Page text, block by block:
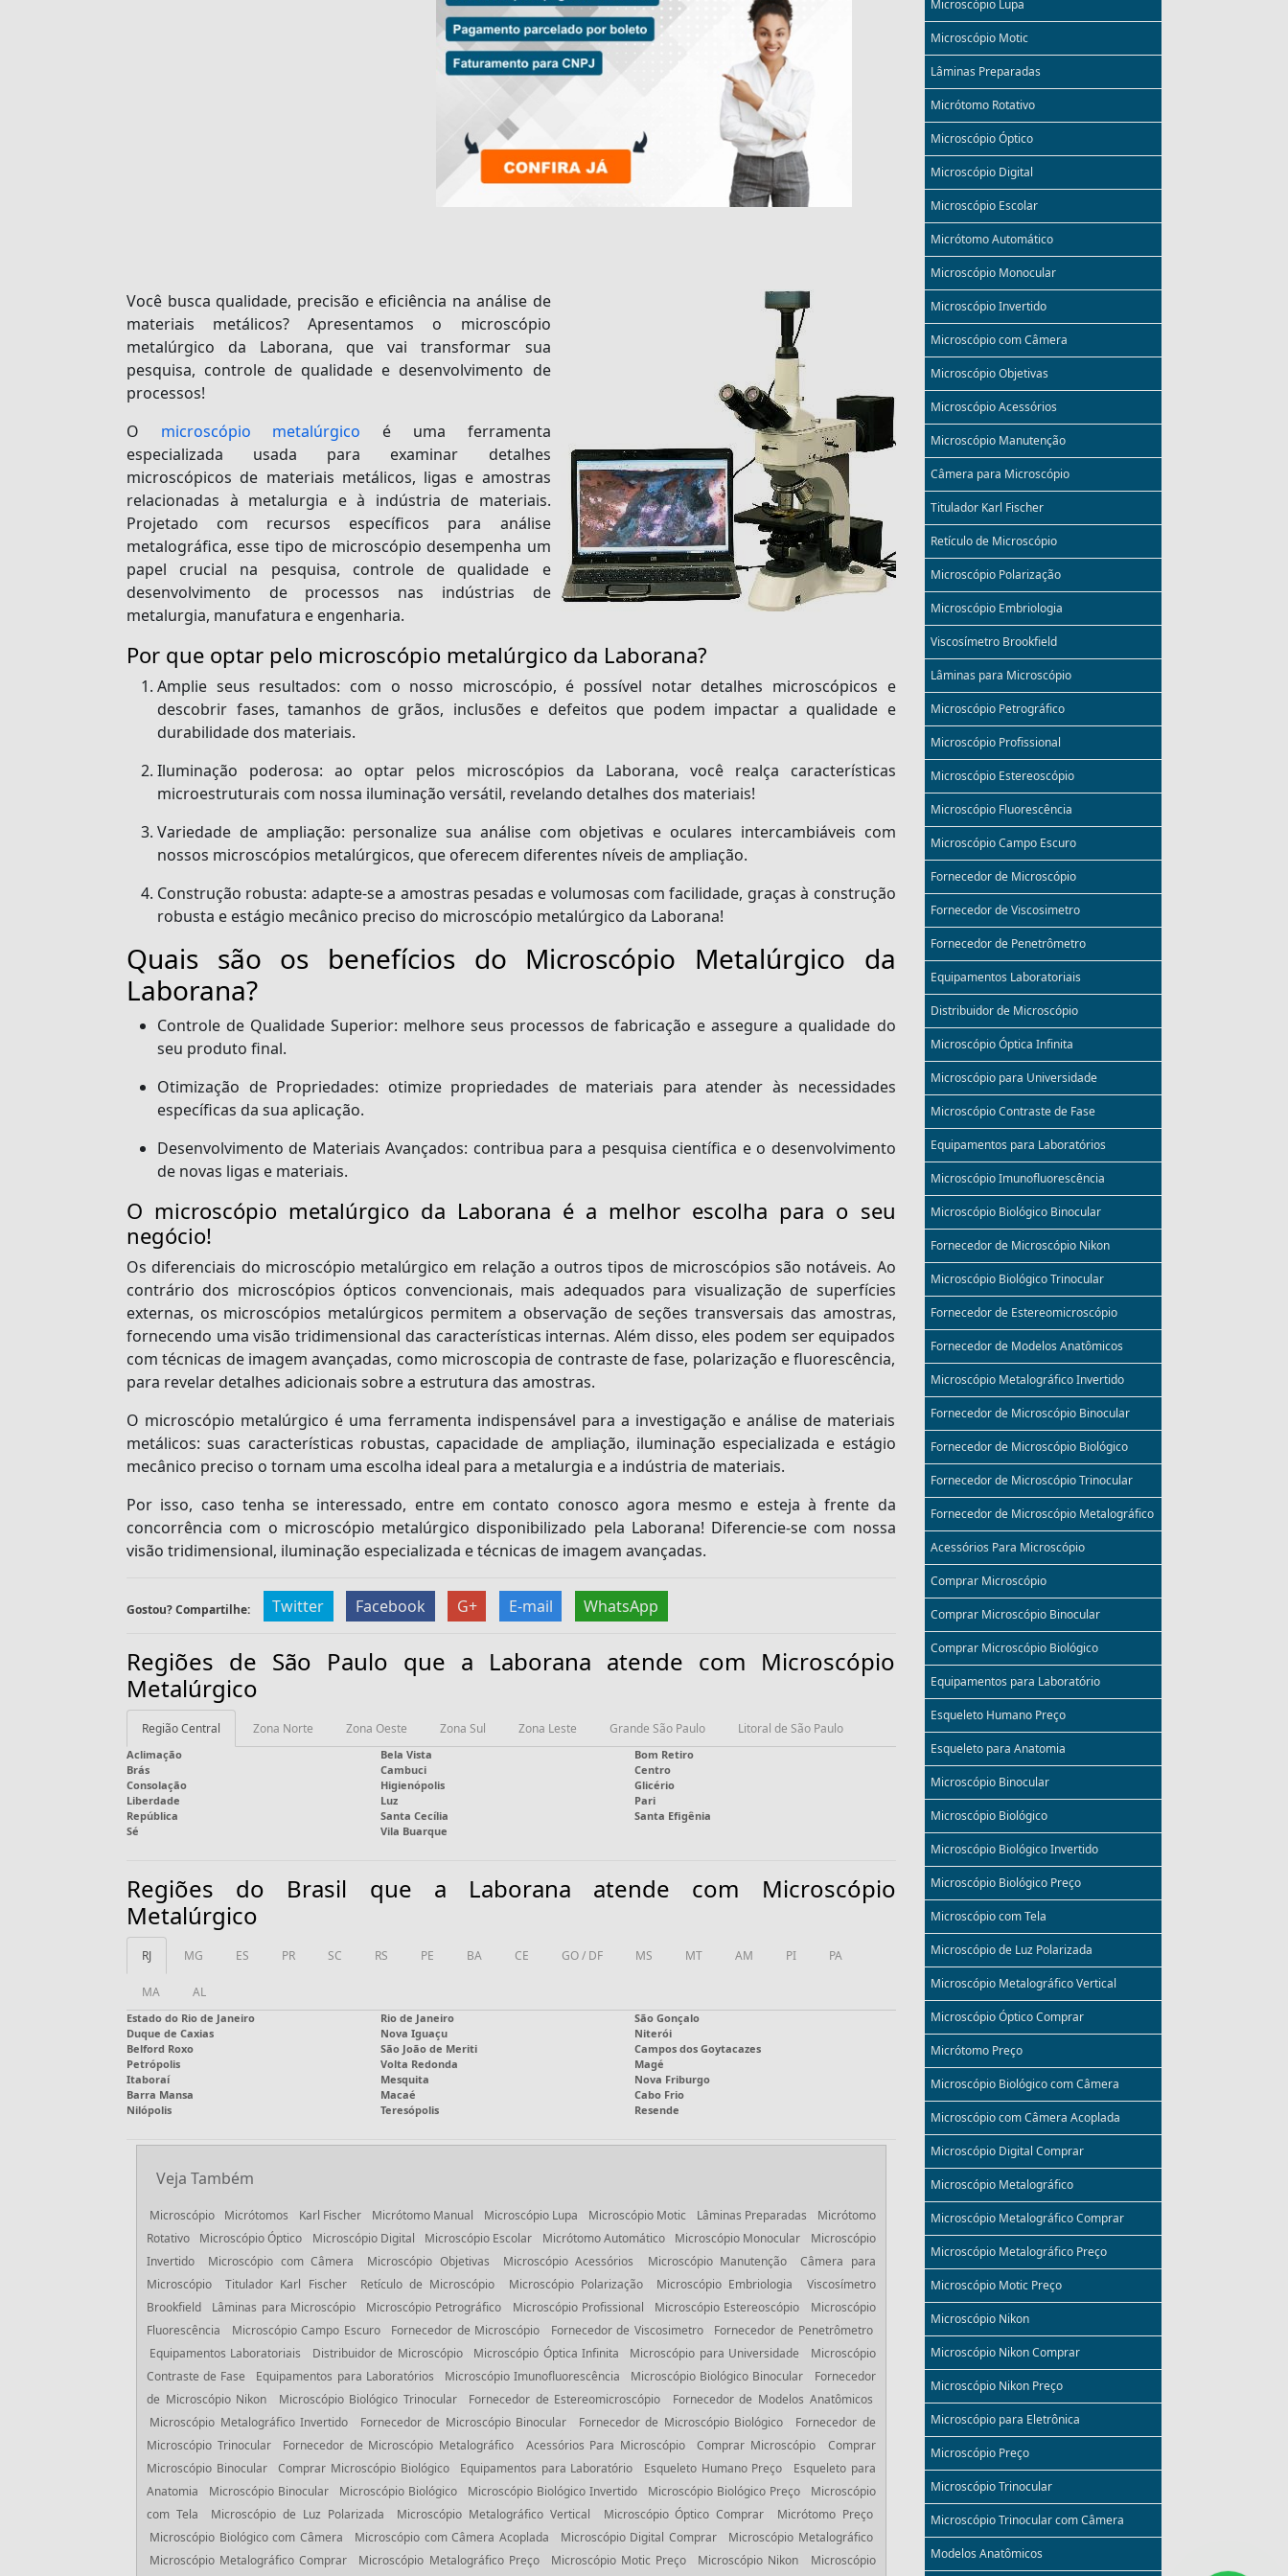
Você busca qualidade, precisão e eficiência na análise de
materiais metálicos? Apresentamos o microscópio
metalúrgico da Laborana, que vai transformar sua
pesquisa, controle de qualidade e desenvolvimento de
processos!
O microscópio metalúrgico é uma ferramenta
especializada usada para examinar detalhes
microscópicos de materiais metálicos, ligas e amostras
relacionadas à metalurgia e à indústria de materiais.
Projetado com recursos específicos para análise
metalográfica, esse tipo de microscópio desempenha um
papel crucial na pesquisa, controle de qualidade e
desenvolvimento de processos nas indústrias de
metalurgia, manufatura e engenharia.
Por que optar pelo microscópio metalúrgico da Laborana?
Amplie seus resultados: com o nosso microscópio, é possível notar detalhes microscópicos e
descobrir fases, tamanhos de grãos, inclusões e defeitos que podem impactar a qualidade e
durabilidade dos materiais.
Iluminação poderosa: ao optar pelos microscópios da Laborana, você realça características
microestruturais com nossa iluminação versátil, revelando detalhes dos materiais!
Variedade de ampliação: personalize sua análise com objetivas e oculares intercambiáveis com
nossos microscópios metalúrgicos, que oferecem diferentes níveis de ampliação.
Construção robusta: adapte-se a amostras pesadas e volumosas com facilidade, graças à construção
robusta e estágio mecânico preciso do microscópio metalúrgico da Laborana!
Quais são os benefícios do Microscópio Metalúrgico da
Laborana?
Controle de Qualidade Superior: melhore seus processos de fabricação e assegure a qualidade do
seu produto final.
Otimização de Propriedades: otimize propriedades de materiais para atender às necessidades
específicas da sua aplicação.
Desenvolvimento de Materiais Avançados: contribua para a pesquisa científica e o desenvolvimento
de novas ligas e materiais.
O microscópio metalúrgico da Laborana é a melhor escolha para o seu
negócio!
Os diferenciais do microscópio metalúrgico em relação a outros tipos de microscópios são notáveis. Ao
contrário dos microscópios ópticos convencionais, mais adequados para visualização de superfícies
externas, os microscópios metalúrgicos permitem a observação de seções transversais das amostras,
fornecendo uma visão tridimensional das características internas. Além disso, eles podem ser equipados
com técnicas de imagem avançadas, como microscopia de contraste de fase, polarização e fluorescência,
para revelar detalhes adicionais sobre a estrutura das amostras.
O microscópio metalúrgico é uma ferramenta indispensável para a investigação e análise de materiais
metálicos: suas características robustas, capacidade de ampliação, iluminação especializada e estágio
mecânico preciso o tornam uma escolha ideal para a metalurgia e a indústria de materiais.
Por isso, caso tenha se interessado, entre em contato conosco agora mesmo e esteja à frente da
concorrência com o microscópio metalúrgico disponibilizado pela Laborana! Diferencie-se com nossa
visão tridimensional, iluminação especializada e técnicas de imagem avançadas.
Gostou? Compartilhe: Twitter Facebook G+ E-mail WhatsApp
Regiões de São Paulo que a Laborana atende com Microscópio
Metalúrgico
Região Central Zona Norte Zona Oeste Zona Sul Zona Leste Grande São Paulo Litoral de São Paulo
Aclimação Bela Vista
Bom Retiro
Brás
Cambuci
Centro
Consolação
Higienópolis
Glicério
Liberdade
Luz
Pari
República
Santa Cecília
Santa Efigênia
Sé
Vila Buarque
Regiões do Brasil que a Laborana atende com Microscópio
Metalúrgico
RJ MG ES PR SC RS PE BA CE GO / DF MS MT AM PI PA
MA AL
Estado do Rio de Janeiro Rio de Janeiro
São Gonçalo
Duque de Caxias
Nova Iguaçu
Niterói
Belford Roxo
São João de Meriti
Campos dos Goytacazes
Petrópolis
Volta Redonda
Magé
Itaboraí
Mesquita
Nova Friburgo
Barra Mansa
Macaé
Cabo Frio
Nilópolis
Teresópolis Resende
Veja Também
Microscópio Micrótomos Karl Fischer Micrótomo Manual Microscópio Lupa Microscópio Motic Lâminas Preparadas
Micrótomo
Rotativo
Microscópio Óptico Microscópio Digital Microscópio Escolar Micrótomo Automático Microscópio Monocular
Microscópio
Invertido
Microscópio com Câmera Microscópio Objetivas Microscópio Acessórios Microscópio Manutenção
Câmera para
Microscópio
Titulador Karl Fischer Retículo de Microscópio Microscópio Polarização Microscópio Embriologia
Viscosímetro
Brookfield
Lâminas para Microscópio Microscópio Petrográfico Microscópio Profissional Microscópio Estereoscópio
Microscópio
Fluorescência
Microscópio Campo Escuro Fornecedor de Microscópio Fornecedor de Viscosimetro
Fornecedor de Penetrômetro
Equipamentos Laboratoriais
Distribuidor de Microscópio Microscópio Óptica Infinita Microscópio para Universidade
Microscópio
Contraste de Fase
Equipamentos para Laboratórios Microscópio Imunofluorescência Microscópio Biológico Binocular
Fornecedor
de Microscópio Nikon
Microscópio Biológico Trinocular Fornecedor de Estereomicroscópio
Fornecedor de Modelos Anatômicos
Microscópio Metalográfico Invertido
Fornecedor de Microscópio Binocular Fornecedor de Microscópio Biológico
Fornecedor de
Microscópio Trinocular
Fornecedor de Microscópio Metalográfico Acessórios Para Microscópio Comprar Microscópio
Comprar
Microscópio Binocular
Comprar Microscópio Biológico Equipamentos para Laboratório Esqueleto Humano Preço
Esqueleto para
Anatomia
Microscópio Binocular Microscópio Biológico Microscópio Biológico Invertido Microscópio Biológico Preço
Microscópio
com Tela
Microscópio de Luz Polarizada Microscópio Metalográfico Vertical Microscópio Óptico Comprar
Micrótomo Preço
Microscópio Biológico com Câmera
Microscópio com Câmera Acoplada Microscópio Digital Comprar
Microscópio Metalográfico
Microscópio Metalográfico Comprar
Microscópio Metalográfico Preço Microscópio Motic Preço Microscópio Nikon
Microscópio
Microscópio Lupa
Microscópio Motic
Lâminas Preparadas
Micrótomo Rotativo
Microscópio Óptico
Microscópio Digital
Microscópio Escolar
Micrótomo Automático
Microscópio Monocular
Microscópio Invertido
Microscópio com Câmera
Microscópio Objetivas
Microscópio Acessórios
Microscópio Manutenção
Câmera para Microscópio
Titulador Karl Fischer
Retículo de Microscópio
Microscópio Polarização
Microscópio Embriologia
Viscosímetro Brookfield
Lâminas para Microscópio
Microscópio Petrográfico
Microscópio Profissional
Microscópio Estereoscópio
Microscópio Fluorescência
Microscópio Campo Escuro
Fornecedor de Microscópio
Fornecedor de Viscosimetro
Fornecedor de Penetrômetro
Equipamentos Laboratoriais
Distribuidor de Microscópio
Microscópio Óptica Infinita
Microscópio para Universidade
Microscópio Contraste de Fase
Equipamentos para Laboratórios
Microscópio Imunofluorescência
Microscópio Biológico Binocular
Fornecedor de Microscópio Nikon
Microscópio Biológico Trinocular
Fornecedor de Estereomicroscópio
Fornecedor de Modelos Anatômicos
Microscópio Metalográfico Invertido
Fornecedor de Microscópio Binocular
Fornecedor de Microscópio Biológico
Fornecedor de Microscópio Trinocular
Fornecedor de Microscópio Metalográfico
Acessórios Para Microscópio
Comprar Microscópio
Comprar Microscópio Binocular
Comprar Microscópio Biológico
Equipamentos para Laboratório
Esqueleto Humano Preço
Esqueleto para Anatomia
Microscópio Binocular
Microscópio Biológico
Microscópio Biológico Invertido
Microscópio Biológico Preço
Microscópio com Tela
Microscópio de Luz Polarizada
Microscópio Metalográfico Vertical
Microscópio Óptico Comprar
Micrótomo Preço
Microscópio Biológico com Câmera
Microscópio com Câmera Acoplada
Microscópio Digital Comprar
Microscópio Metalográfico
Microscópio Metalográfico Comprar
Microscópio Metalográfico Preço
Microscópio Motic Preço
Microscópio Nikon
Microscópio Nikon Comprar
Microscópio Nikon Preço
Microscópio para Eletrônica
Microscópio Preço
Microscópio Trinocular
Microscópio Trinocular com Câmera
Modelos Anatômicos